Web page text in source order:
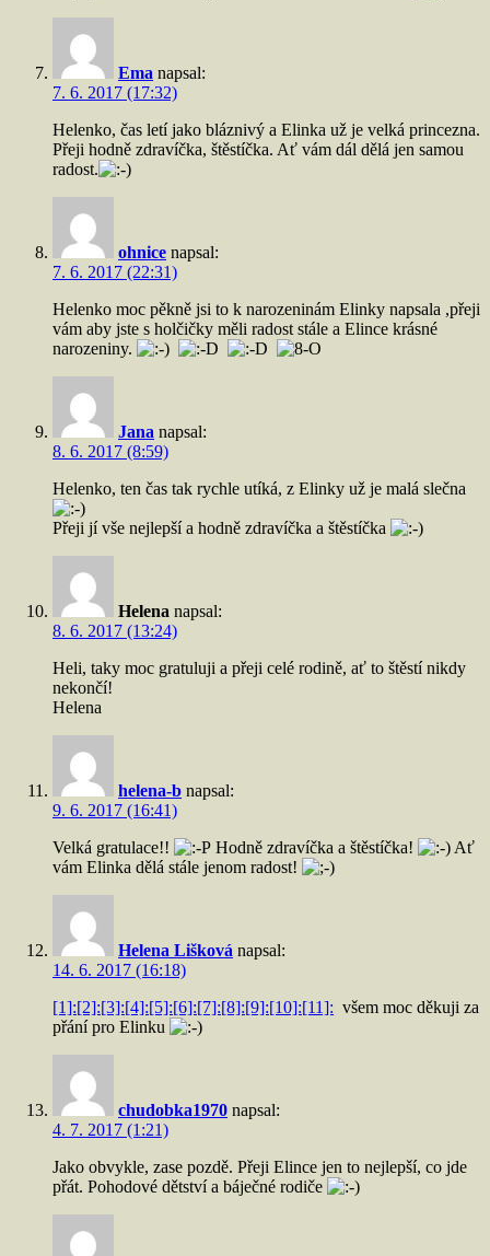
Ema napsal:
7. 6. 2017 (17:32)
Helenko, čas letí jako bláznivý a Elinka už je velká princezna.
Přeji hodně zdravíčka, štěstíčka. Ať vám dál dělá jen samou
radost.
ohnice napsal:
7. 6. 2017 (22:31)
Helenko moc pěkně jsi to k narozeninám Elinky napsala ,přeji
vám aby jste s holčičky měli radost stále a Elince krásné
narozeniny.
Jana napsal:
8. 6. 2017 (8:59)
Helenko, ten čas tak rychle utíká, z Elinky už je malá slečna
Přeji jí vše nejlepší a hodně zdravíčka a štěstíčka
Helena napsal:
8. 6. 2017 (13:24)
Heli, taky moc gratuluji a přeji celé rodině, ať to štěstí nikdy
nekončí!
Helena
helena-b napsal:
9. 6. 2017 (16:41)
Velká gratulace!!
Hodně zdravíčka a štěstíčka!
Ať
vám Elinka dělá stále jenom radost!
Helena Lišková napsal:
14. 6. 2017 (16:18)
[1]:[2]:[3]:[4]:[5]:[6]:[7]:[8]:[9]:[10]:[11]: všem moc děkuji za
přání pro Elinku
chudobka1970 napsal:
4. 7. 2017 (1:21)
Jako obvykle, zase pozdě. Přeji Elince jen to nejlepší, co jde
přát. Pohodové dětství a báječné rodiče